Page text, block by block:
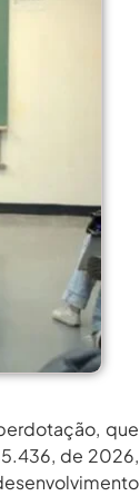
que
de 2026,